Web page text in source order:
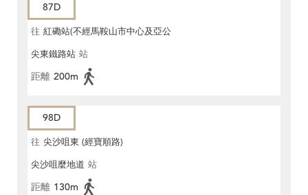
87D
往 紅磡站(不經馬鞍山市中心及亞公
角街)
尖東鐵路站 站
距離 200m
98D
往 尖沙咀東 (經寶順路)
尖沙咀麼地道 站
距離 130m